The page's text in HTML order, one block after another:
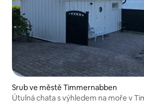
Srub ve městě Timmernabben
Útulná chata s výhledem na moře v